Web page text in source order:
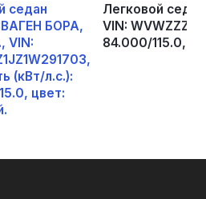
седан
БОРА,
VIN:
(кВт/л.с.):
цвет:
Легковой
VIN:
84.000/115.0,